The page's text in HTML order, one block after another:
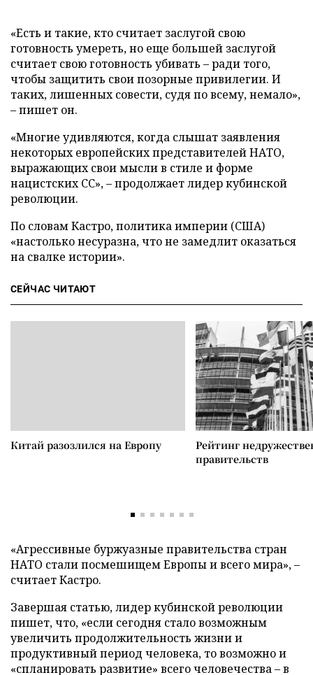
«Есть и такие, кто считает заслугой свою
готовность умереть, но еще большей заслугой
считает свою готовность убивать – ради того,
чтобы защитить свои позорные привилегии. И
таких, лишенных совести, судя по всему, немало»,
– пишет он.
«Многие удивляются, когда слышат заявления
некоторых европейских представителей НАТО,
выражающих свои мысли в стиле и форме
нацистских СС», – продолжает лидер кубинской
революции.
По словам Кастро, политика империи (США)
«настолько несуразна, что не замедлит оказаться
на свалке истории».
СЕЙЧАС ЧИТАЮТ
Китай разозлился на Европу
Рейтинг
правительств
«Агрессивные буржуазные правительства стран
НАТО стали посмешищем Европы и всего мира», –
считает Кастро.
Завершая статью, лидер кубинской революции
пишет, что, «если сегодня стало возможным
увеличить продолжительность жизни и
продуктивный период человека, то возможно и
«спланировать развитие» всего человечества – в